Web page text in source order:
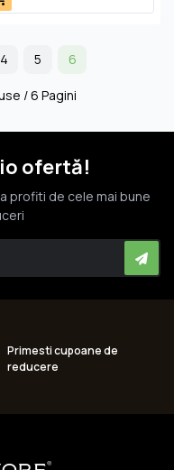
4 5 6
/ 6 Pagini
ofertă!
profiti de cele mai bune
Primesti cupoane de
reducere